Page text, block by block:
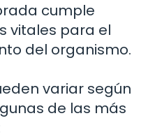
cumple
vitales para el
del organismo.
variar según
de las más